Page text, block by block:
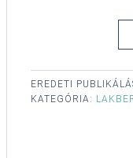
EREDETI
KATEGÓRIA: